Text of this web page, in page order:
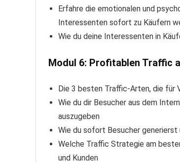
Erfahre die emotionalen und
Interessenten sofort zu Käufern
Wie du deine Interessenten in
Modul 6: Profitablen Traffic
Die 3 besten Traffic-Arten, die für
Wie du dir Besucher aus dem
auszugeben
Wie du sofort Besucher
Welche Traffic Strategie am
und Kunden